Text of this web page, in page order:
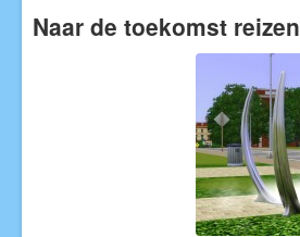
Naar de toekomst reizen